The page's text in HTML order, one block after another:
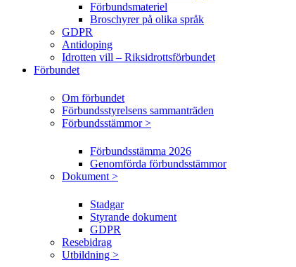
Förbundsmateriel
Broschyrer på olika språk
GDPR
Antidoping
Idrotten vill – Riksidrottsförbundet
Förbundet
Om förbundet
Förbundsstyrelsens sammanträden
Förbundsstämmor >
Förbundsstämma 2026
Genomförda förbundsstämmor
Dokument >
Stadgar
Styrande dokument
GDPR
Resebidrag
Utbildning >